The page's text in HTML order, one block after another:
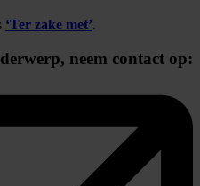
‘Ter zake met’.
neem contact op: